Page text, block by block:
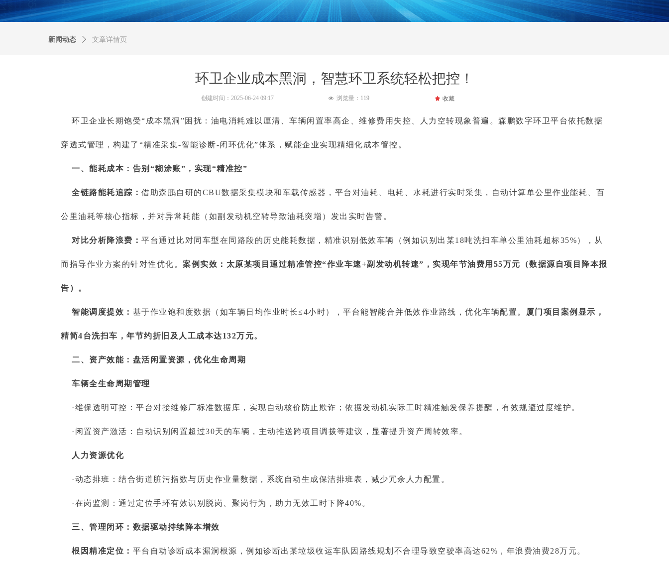
环卫企业成本黑洞，智慧环卫系统轻松把控！
环卫企业长期饱受“成本黑洞”困扰：油电消耗难以厘清、车辆闲置率高企、维修费用失控、人力空转现象普遍。森鹏数字环卫平台依托数据
穿透式管理，构建了“精准采集-智能诊断-闭环优化”体系，赋能企业实现精细化成本管控。
一、能耗成本：告别“糊涂账”，实现“精准控”
全链路能耗追踪： 借助森鹏自研的CBU数据采集模块和车载传感器，平台对油耗、电耗、水耗进行实时采集，自动计算单公里作业能耗、百
公里油耗等核心指标，并对异常耗能（如副发动机空转导致油耗突增）发出实时告警。
对比分析降浪费： 平台通过比对同车型在同路段的历史能耗数据，精准识别低效车辆（例如识别出某18吨洗扫车单公里油耗超标35%），从
而指导作业方案的针对性优化。 案例实效：太原某项目通过精准管控“作业车速+副发动机转速”，实现年节油费用55万元（数据源自项目降本报
告）。
智能调度提效： 基于作业饱和度数据（如车辆日均作业时长≤4小时），平台能智能合并低效作业路线，优化车辆配置。 厦门项目案例显示，
精简4台洗扫车，年节约折旧及人工成本达132万元。
二、资产效能：盘活闲置资源，优化生命周期
车辆全生命周期管理
·维保透明可控：平台对接维修厂标准数据库，实现自动核价防止欺诈；依据发动机实际工时精准触发保养提醒，有效规避过度维护。
·闲置资产激活：自动识别闲置超过30天的车辆，主动推送跨项目调拨等建议，显著提升资产周转效率。
人力资源优化
·动态排班：结合街道脏污指数与历史作业量数据，系统自动生成保洁排班表，减少冗余人力配置。
·在岗监测：通过定位手环有效识别脱岗、聚岗行为，助力无效工时下降40%。
三、管理闭环：数据驱动持续降本增效
根因精准定位： 平台自动诊断成本漏洞根源，例如诊断出某垃圾收运车队因路线规划不合理导致空驶率高达62%，年浪费油费28万元。
新闻动态 ꄲ 文章详情页
创建时间： 2025-06-24 09:17 넶 浏览量： 119 끄 收藏